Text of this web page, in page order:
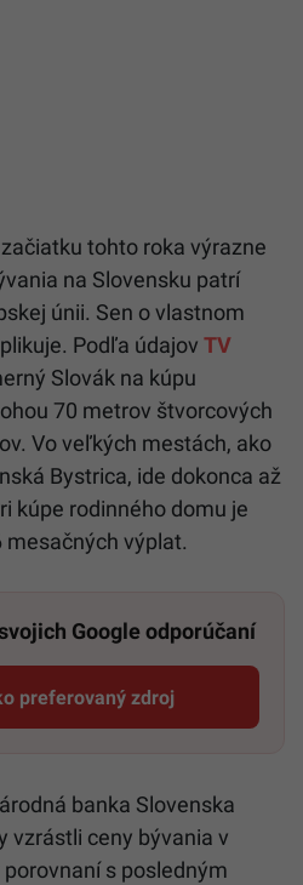
tohto roka výrazne
na Slovensku patrí
únii. Sen o vlastnom
Podľa údajov TV
Slovák na kúpu
70 metrov štvorcových
Vo veľkých mestách, ako
Bystrica, ide dokonca až
kúpe rodinného domu je
výplat.
Google odporúčaní
preferovaný zdroj
Startitup, odkaz sa otvorí v
banka Slovenska
vzrástli ceny bývania v
s posledným